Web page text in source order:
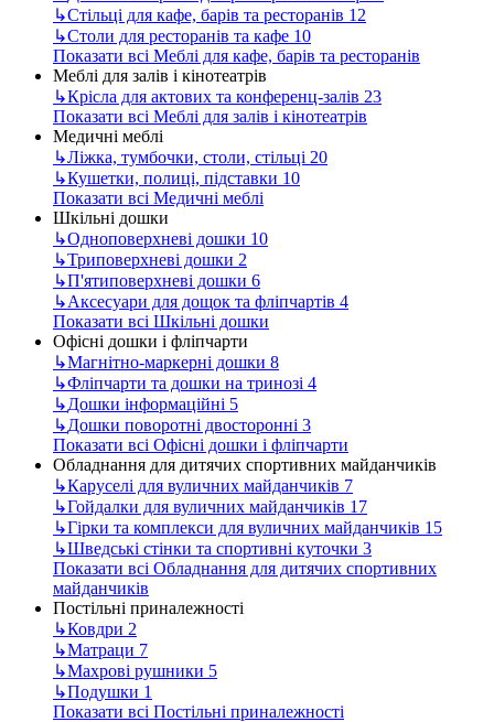
↳Стільці для кафе, барів та ресторанів 12
↳Столи для ресторанів та кафе 10
Показати всі Меблі для кафе, барів та ресторанів
Меблі для залів і кінотеатрів
↳Крісла для актових та конференц-залів 23
Показати всі Меблі для залів і кінотеатрів
Медичні меблі
↳Ліжка, тумбочки, столи, стільці 20
↳Кушетки, полиці, підставки 10
Показати всі Медичні меблі
Шкільні дошки
↳Одноповерхневі дошки 10
↳Триповерхневі дошки 2
↳П'ятиповерхневі дошки 6
↳Аксесуари для дощок та фліпчартів 4
Показати всі Шкільні дошки
Офісні дошки і фліпчарти
↳Магнітно-маркерні дошки 8
↳Фліпчарти та дошки на тринозі 4
↳Дошки інформаційні 5
↳Дошки поворотні двосторонні 3
Показати всі Офісні дошки і фліпчарти
Обладнання для дитячих спортивних майданчиків
↳Каруселі для вуличних майданчиків 7
↳Гойдалки для вуличних майданчиків 17
↳Гірки та комплекси для вуличних майданчиків 15
↳Шведські стінки та спортивні куточки 3
Показати всі Обладнання для дитячих спортивних
майданчиків
Постільні приналежності
↳Ковдри 2
↳Матраци 7
↳Махрові рушники 5
↳Подушки 1
Показати всі Постільні приналежності